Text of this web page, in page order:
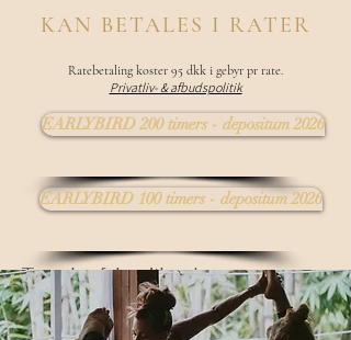
KAN BETALES I RATER
Ratebetaling koster 95 dkk i gebyr pr rate.
Privatliv- & afbudspolitik
EARLYBIRD 200 timers - depositum 2026
EARLYBIRD 100 timers - depositum 2026
Travel safely with us!
We are a member of the travel
guarantee fund!